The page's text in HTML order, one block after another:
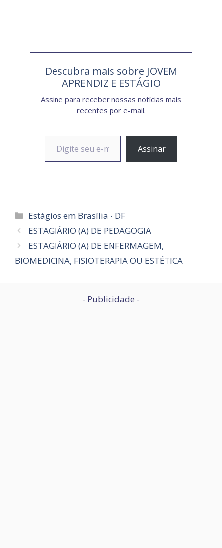
Descubra mais sobre JOVEM
APRENDIZ E ESTÁGIO
Assine para receber nossas notícias mais
recentes por e-mail.
Digite seu e-mail…
Assinar
Categorias
Estágios em Brasília - DF
ESTAGIÁRIO (A) DE PEDAGOGIA
ESTAGIÁRIO (A) DE ENFERMAGEM,
BIOMEDICINA, FISIOTERAPIA OU ESTÉTICA
- Publicidade -